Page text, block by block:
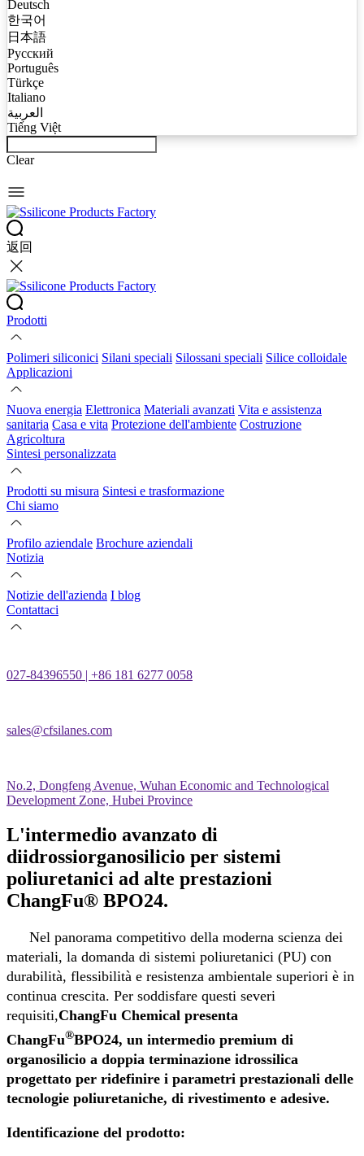
Deutsch
한국어
日本語
Русский
Português
Türkçe
Italiano
العربية
Tiếng Việt
Clear
返回
Prodotti
Polimeri siliconici Silani speciali Silossani speciali Silice colloidale
Applicazioni
Nuova energia Elettronica Materiali avanzati Vita e assistenza
sanitaria Casa e vita Protezione dell'ambiente Costruzione
Agricoltura
Sintesi personalizzata
Prodotti su misura Sintesi e trasformazione
Chi siamo
Profilo aziendale Brochure aziendali
Notizia
Notizie dell'azienda I blog
Contattaci
027-84396550 | +86 181 6277 0058
sales@cfsilanes.com
No.2, Dongfeng Avenue, Wuhan Economic and Technological
Development Zone, Hubei Province
L'intermedio avanzato di
diidrossiorganosilicio per sistemi
poliuretanici ad alte prestazioni
ChangFu® BPO24.
Nel panorama competitivo della moderna scienza dei
materiali, la domanda di sistemi poliuretanici (PU) con
durabilità, flessibilità e resistenza ambientale superiori è in
continua crescita. Per soddisfare questi severi
requisiti,ChangFu Chemical presenta
ChangFu®BPO24, un intermedio premium di
organosilicio a doppia terminazione idrossilica
progettato per ridefinire i parametri prestazionali delle
tecnologie poliuretaniche, di rivestimento e adesive.
Identificazione del prodotto: